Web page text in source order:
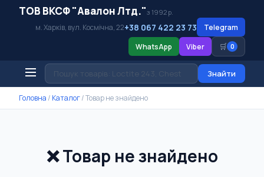
ТОВ ВКСФ "Авалон Лтд."з 1992 р.
м. Харків, вул. Космічна, 22+38 067 422 23 73
Telegram
WhatsApp
Viber 🛒 0
Знайти
Головна / Каталог/Товар не знайдено
❌ Товар не знайдено